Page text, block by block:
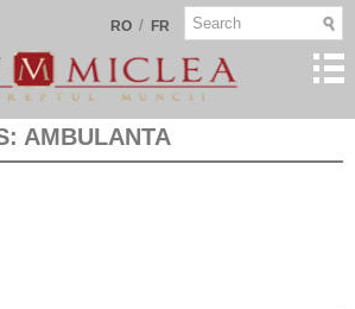
RO / FR
AMBULANTA